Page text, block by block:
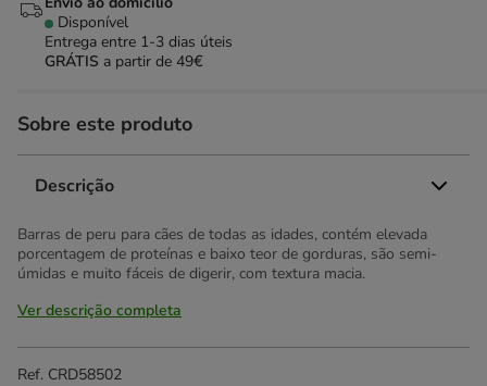
Disponível
Entrega entre 1-3 dias úteis
GRÁTIS a partir de 49€
Sobre este produto
Descrição
Barras de peru para cães de todas as idades, contém elevada
porcentagem de proteínas e baixo teor de gorduras, são semi-
úmidas e muito fáceis de digerir, com textura macia.
Ver descrição completa
Ref. CRD58502